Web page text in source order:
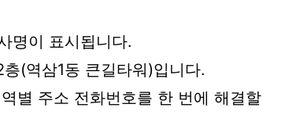
명이 표시됩니다.
(역삼1동 큰길타워)입니다.
별 주소 전화번호를 한 번에 해결할